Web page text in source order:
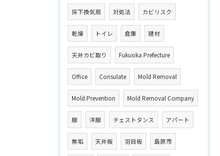
床下換気扇 対処法 カビリスク
乾燥 トイレ 倉庫 建材
天井カビ取り Fukuoka Prefecture
Office Consulate Mold Removal
Mold Prevention Mold Removal Company
服 洋服 チェストタンス アパート
無垢 天井板 羽目板 島原市